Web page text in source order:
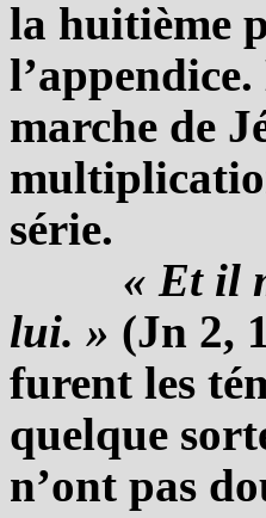
la huitième
marche de
série.
« Et il
lui. » (Jn 2,
furent les
quelque
n’ont pas